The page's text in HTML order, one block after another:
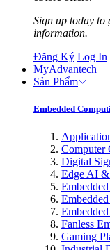
Sign up today to
information.
Đăng Ký Log In
MyAdvantech
Sản Phẩm
Embedded
Computer
Digital
Edge AI
Fanless
Gaming